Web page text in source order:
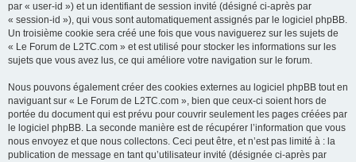
par « user-id ») et un identifiant de session invité (désigné ci-après par
« session-id »), qui vous sont automatiquement assignés par le logiciel phpBB.
Un troisième cookie sera créé une fois que vous naviguerez sur les sujets de
« Le Forum de L2TC.com » et est utilisé pour stocker les informations sur les
sujets que vous avez lus, ce qui améliore votre navigation sur le forum.
Nous pouvons également créer des cookies externes au logiciel phpBB tout en
naviguant sur « Le Forum de L2TC.com », bien que ceux-ci soient hors de
portée du document qui est prévu pour couvrir seulement les pages créées par
le logiciel phpBB. La seconde manière est de récupérer l’information que vous
nous envoyez et que nous collectons. Ceci peut être, et n’est pas limité à : la
publication de message en tant qu’utilisateur invité (désignée ci-après par